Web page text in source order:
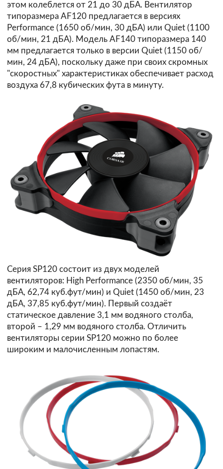
этом колеблется от 21 до 30 дБА. Вентилятор
типоразмера AF120 предлагается в версиях
Performance (1650 об/мин, 30 дБА) или Quiet (1100
об/мин, 21 дБА). Модель AF140 типоразмера 140
мм предлагается только в версии Quiet (1150 об/
мин, 24 дБА), поскольку даже при своих скромных
"скоростных" характеристиках обеспечивает расход
воздуха 67,8 кубических фута в минуту.
Серия SP120 состоит из двух моделей
вентиляторов: High Performance (2350 об/мин, 35
дБА, 62,74 куб.фут/мин) и Quiet (1450 об/мин, 23
дБА, 37,85 куб.фут/мин). Первый создаёт
статическое давление 3,1 мм водяного столба,
второй – 1,29 мм водяного столба. Отличить
вентиляторы серии SP120 можно по более
широким и малочисленным лопастям.